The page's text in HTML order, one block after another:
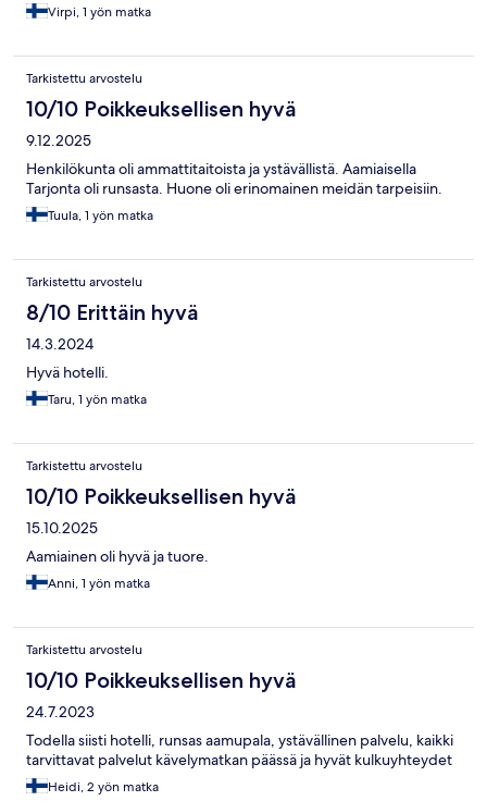
Virpi, 1 yön matka
Tarkistettu arvostelu
10/10 Poikkeuksellisen hyvä
9.12.2025
Henkilökunta oli ammattitaitoista ja ystävällistä. Aamiaisella
Tarjonta oli runsasta. Huone oli erinomainen meidän tarpeisiin.
Tuula, 1 yön matka
Tarkistettu arvostelu
8/10 Erittäin hyvä
14.3.2024
Hyvä hotelli.
Taru, 1 yön matka
Tarkistettu arvostelu
10/10 Poikkeuksellisen hyvä
15.10.2025
Aamiainen oli hyvä ja tuore.
Anni, 1 yön matka
Tarkistettu arvostelu
10/10 Poikkeuksellisen hyvä
24.7.2023
Todella siisti hotelli, runsas aamupala, ystävällinen palvelu, kaikki
tarvittavat palvelut kävelymatkan päässä ja hyvät kulkuyhteydet
Heidi, 2 yön matka